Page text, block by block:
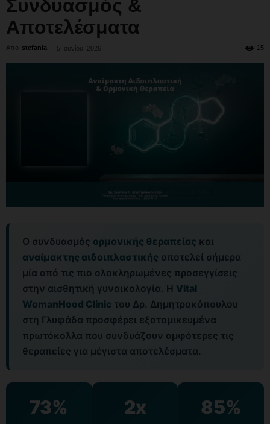
Συνδυασμός &
Αποτελέσματα
Από stefania - 5 Ιουνίου, 2026 15
Ο συνδυασμός ορμονικής θεραπείας και
αναίμακτης αιδοιπλαστικής αποτελεί σήμερα
μία από τις πιο ολοκληρωμένες προσεγγίσεις
στην αισθητική γυναικολογία. Η Vital
WomanHood Clinic του Δρ. Δημητρακόπουλου
στη Γλυφάδα προσφέρει εξατομικευμένα
πρωτόκολλα που συνδυάζουν αμφότερες τις
θεραπείες για μέγιστα αποτελέσματα.
73% 2x 85%